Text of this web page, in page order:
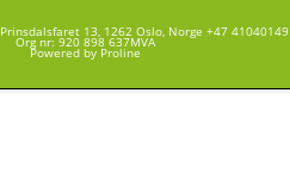
13, 1262 Oslo, Norge +47 41040149
Org nr: 920 898 637MVA
Powered by Proline